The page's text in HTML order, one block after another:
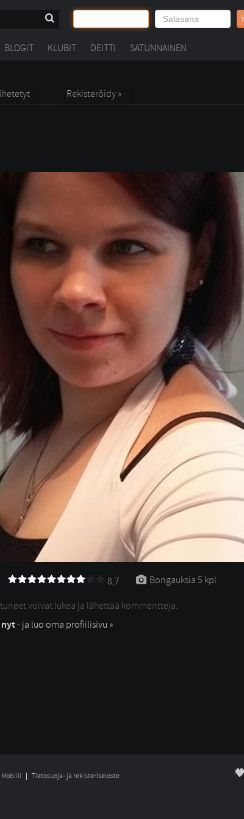
BLOGIT KLUBIT DEITTI SATUNNAINEN
Rekisteröidy »
8,7 Bongauksia 5 kpl
voivat lukea ja lähettää kommentteja.
- ja luo oma profiilisivu »
Mobiili Tietosuoja- ja rekisteriseloste ©